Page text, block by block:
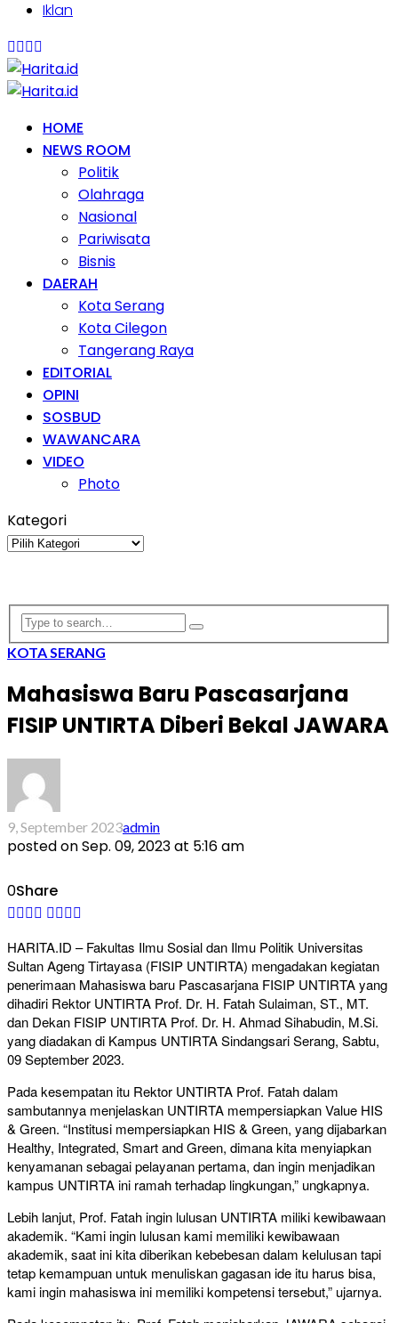
Iklan
HOME
NEWS ROOM
Politik
Olahraga
Nasional
Pariwisata
Bisnis
DAERAH
Kota Serang
Kota Cilegon
Tangerang Raya
EDITORIAL
OPINI
SOSBUD
WAWANCARA
VIDEO
Photo
Kategori
Kategori
KOTA SERANG
Mahasiswa Baru Pascasarjana
FISIP UNTIRTA Diberi Bekal JAWARA
9, September 2023admin
posted onSep. 09, 2023 at 5:16 am
0Share
HARITA.ID – Fakultas Ilmu Sosial dan Ilmu Politik Universitas
Sultan Ageng Tirtayasa (FISIP UNTIRTA) mengadakan kegiatan
penerimaan Mahasiswa baru Pascasarjana FISIP UNTIRTA yang
dihadiri Rektor UNTIRTA Prof. Dr. H. Fatah Sulaiman, ST., MT.
dan Dekan FISIP UNTIRTA Prof. Dr. H. Ahmad Sihabudin, M.Si.
yang diadakan di Kampus UNTIRTA Sindangsari Serang, Sabtu,
09 September 2023.
Pada kesempatan itu Rektor UNTIRTA Prof. Fatah dalam
sambutannya menjelaskan UNTIRTA mempersiapkan Value HIS
& Green. “Institusi mempersiapkan HIS & Green, yang dijabarkan
Healthy, Integrated, Smart and Green, dimana kita menyiapkan
kenyamanan sebagai pelayanan pertama, dan ingin menjadikan
kampus UNTIRTA ini ramah terhadap lingkungan,” ungkapnya.
Lebih lanjut, Prof. Fatah ingin lulusan UNTIRTA miliki kewibawaan
akademik. “Kami ingin lulusan kami memiliki kewibawaan
akademik, saat ini kita diberikan kebebesan dalam kelulusan tapi
tetap kemampuan untuk menuliskan gagasan ide itu harus bisa,
kami ingin mahasiswa ini memiliki kompetensi tersebut,” ujarnya.